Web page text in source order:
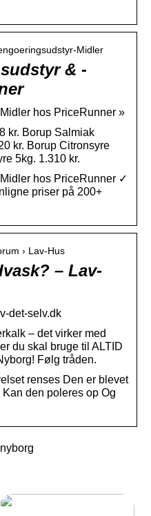
Midler
& -
hos PriceRunner »
kr. Borup Salmiak
kr. Borup Citronsyre
5kg. 1.310 kr.
hos PriceRunner ✓
priser på 200+
› Lav-Hus
– Lav-
det-selv.dk
– det virker med
du skal bruge til ALTID
Følg tråden.
renses Den er blevet
den poleres op Og